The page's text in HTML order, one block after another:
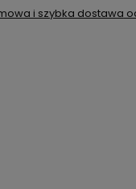
i szybka dostawa